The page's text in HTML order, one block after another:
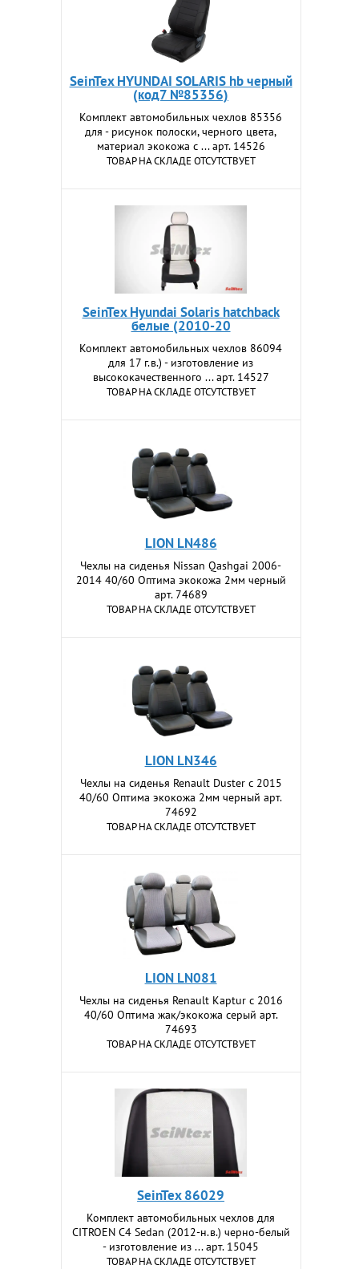
SeinTex HYUNDAI SOLARIS hb черный
(код7 №85356)
Комплект автомобильных чехлов 85356
для - рисунок полоски, черного цвета,
материал экокожа с ... арт. 14526
ТОВАР НА СКЛАДЕ ОТСУТСТВУЕТ
SeinTex Hyundai Solaris hatchback
белые (2010-20
Комплект автомобильных чехлов 86094
для 17 г.в.) - изготовление из
высококачественного ... арт. 14527
ТОВАР НА СКЛАДЕ ОТСУТСТВУЕТ
LION LN486
Чехлы на сиденья Nissan Qashgai 2006-
2014 40/60 Оптима экокожа 2мм черный
арт. 74689
ТОВАР НА СКЛАДЕ ОТСУТСТВУЕТ
LION LN346
Чехлы на сиденья Renault Duster c 2015
40/60 Оптима экокожа 2мм черный арт.
74692
ТОВАР НА СКЛАДЕ ОТСУТСТВУЕТ
LION LN081
Чехлы на сиденья Renault Kaptur с 2016
40/60 Оптима жак/экокожа серый арт.
74693
ТОВАР НА СКЛАДЕ ОТСУТСТВУЕТ
SeinTex 86029
Комплект автомобильных чехлов для
CITROEN C4 Sedan (2012-н.в.) черно-белый
- изготовление из ... арт. 15045
ТОВАР НА СКЛАДЕ ОТСУТСТВУЕТ